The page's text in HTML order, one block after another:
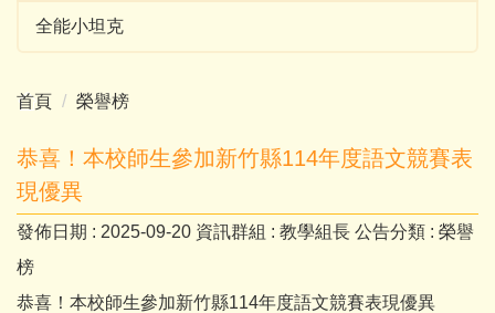
全能小坦克
首頁 榮譽榜
恭喜！本校師生參加新竹縣114年度語文競賽表
現優異
發佈日期 : 2025-09-20 資訊群組 : 教學組長 公告分類 : 榮譽
榜
恭喜！本校師生參加新竹縣114年度語文競賽表現優異